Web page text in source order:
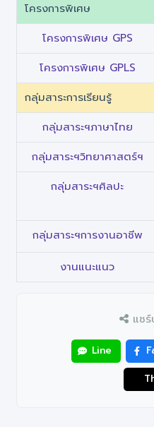
โครงการพิเศษ
โครงการพิเศษ GPS
โครงการพิเศษ GPLS
กลุ่มสาระการเรียนรู้
กลุ่มสาระฯภาษาไทย
กลุ่มสาระฯวิทยาศาสตร์ฯ
กลุ่มสาระฯศิลปะ
กลุ่มสาระฯการงานอาชีพ
งานแนะแนว
แช
Line